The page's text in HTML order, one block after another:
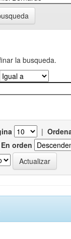
la busqueda.
|
En orden